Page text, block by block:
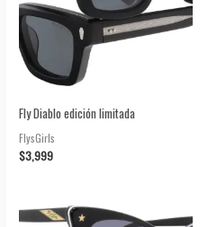
Fly Diablo edición limitada
FlysGirls
$3,999